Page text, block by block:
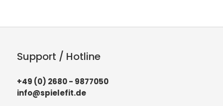
Support / Hotline
+49 (0) 2680 - 9877050
info@spielefit.de